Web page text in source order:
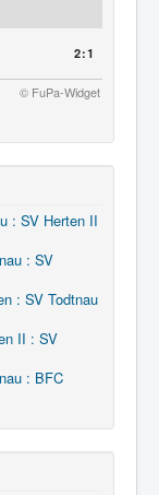
2:1
© FuPa-Widget
: SV Herten II
: SV
: SV Todtnau
II : SV
: BFC